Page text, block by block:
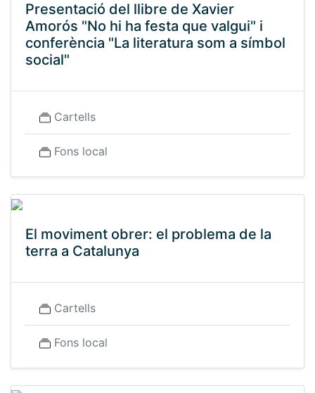
Presentació del llibre de Xavier
Amorós "No hi ha festa que valgui" i
conferència "La literatura som a símbol
social"
Cartells
Fons local
El moviment obrer: el problema de la
terra a Catalunya
Cartells
Fons local